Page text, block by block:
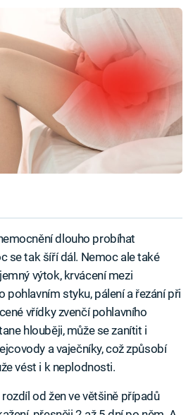
dlouho probíhat
se tak šíří dál. Nemoc ale také
výtok, krvácení mezi
pohlavním styku, pálení a řezání při
vřídky zvenčí pohlavního
hlouběji, může se zanítit i
a vaječníky, což způsobí
vést i k neplodnosti.
od žen ve většině případů